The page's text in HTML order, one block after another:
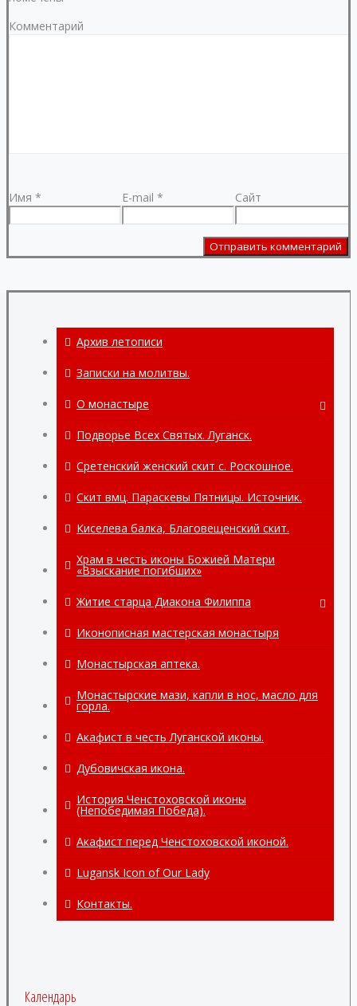
Комментарий
Имя * E-mail * Сайт
Архив летописи
Записки на молитвы.
О монастыре
О монастыре
Вознесенский храм.
Храмы в честь Ченстоховской иконы и
во имя свт. Спиридона
село Хорошее.
Монастырская аптека.
Монастырские перепелиные яйца.
Подворье Всех Святых. Луганск.
Сретенский женский скит с. Роскошное.
Скит вмц. Параскевы Пятницы. Источник.
Киселева балка, Благовещенский скит.
Храм в честь иконы Божией Матери
«Взыскание погибших»
Житие старца Диакона Филиппа
Житие старца диакона Филиппа.
Помощь при жизни диакона Филиппа
Благодатная помощь по смерти
диакона Филиппа
Иконописная мастерская монастыря
Монастырская аптека.
Монастырские мази, капли в нос, масло для
горла.
Акафист в честь Луганской иконы.
Дубовичская икона.
История Ченстоховской иконы
(Непобедимая Победа).
Акафист перед Ченстоховской иконой.
Lugansk Icon of Our Lady
Контакты.
Календарь